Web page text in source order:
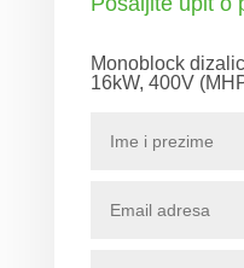
Monoblock
16kW, 400V